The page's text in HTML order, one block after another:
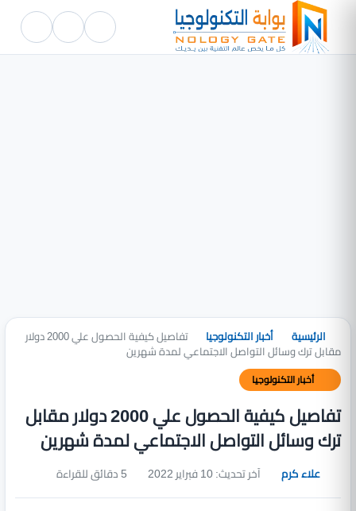
الرئيسية أخبار التكنولوجيا تفاصيل كيفية الحصول علي 2000 دولار
مقابل ترك وسائل التواصل الاجتماعي لمدة شهرين
أخبار التكنولوجيا
تفاصيل كيفية الحصول علي 2000 دولار مقابل
ترك وسائل التواصل الاجتماعي لمدة شهرين
علاء كرم آخر تحديث: 10 فبراير 2022